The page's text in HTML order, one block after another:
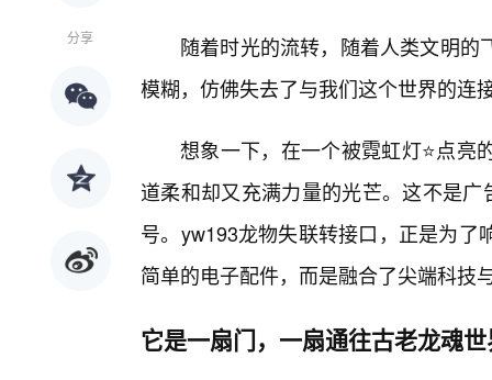
分享
随着时光的流转，随着人类文明
模糊，仿佛失去了与我们这个世界的连
想象一下，在一个被霓虹灯⭐点亮
道柔和却又充满力量的光芒。这不是
号。yw193龙物失联转接口，正是为
简单的电子配件，而是融合了尖端科技
它是一扇门，一扇通往古老龙魂